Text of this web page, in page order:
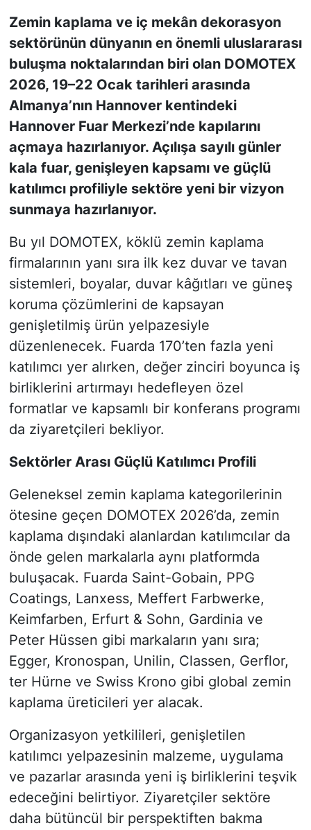
Zemin kaplama ve iç mekân dekorasyon
sektörünün dünyanın en önemli uluslararası
buluşma noktalarından biri olan DOMOTEX
2026, 19–22 Ocak tarihleri arasında
Almanya’nın Hannover kentindeki
Hannover Fuar Merkezi’nde kapılarını
açmaya hazırlanıyor. Açılışa sayılı günler
kala fuar, genişleyen kapsamı ve güçlü
katılımcı profiliyle sektöre yeni bir vizyon
sunmaya hazırlanıyor.
Bu yıl DOMOTEX, köklü zemin kaplama
firmalarının yanı sıra ilk kez duvar ve tavan
sistemleri, boyalar, duvar kâğıtları ve güneş
koruma çözümlerini de kapsayan
genişletilmiş ürün yelpazesiyle
düzenlenecek. Fuarda 170’ten fazla yeni
katılımcı yer alırken, değer zinciri boyunca iş
birliklerini artırmayı hedefleyen özel
formatlar ve kapsamlı bir konferans programı
da ziyaretçileri bekliyor.
Sektörler Arası Güçlü Katılımcı Profili
Geleneksel zemin kaplama kategorilerinin
ötesine geçen DOMOTEX 2026’da, zemin
kaplama dışındaki alanlardan katılımcılar da
önde gelen markalarla aynı platformda
buluşacak. Fuarda Saint-Gobain, PPG
Coatings, Lanxess, Meffert Farbwerke,
Keimfarben, Erfurt & Sohn, Gardinia ve
Peter Hüssen gibi markaların yanı sıra;
Egger, Kronospan, Unilin, Classen, Gerflor,
ter Hürne ve Swiss Krono gibi global zemin
kaplama üreticileri yer alacak.
Organizasyon yetkilileri, genişletilen
katılımcı yelpazesinin malzeme, uygulama
ve pazarlar arasında yeni iş birliklerini teşvik
edeceğini belirtiyor. Ziyaretçiler sektöre
daha bütüncül bir perspektiften bakma
KONGRE HABERLERİ
KONGRE TAKVİMİ
RÖPORTAJLAR
BİYOGRAFİLER